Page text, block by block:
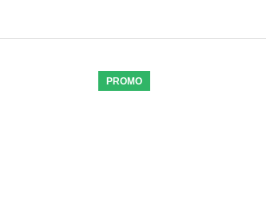
PROMO